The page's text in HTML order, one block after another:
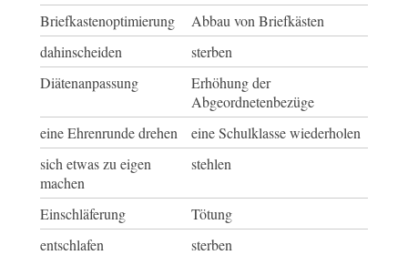
Briefkastenoptimierung
Abbau von Briefkästen
dahinscheiden
sterben
Diätenanpassung
Erhöhung der
Abgeordnetenbezüge
eine Ehrenrunde drehen
eine Schulklasse wiederholen
sich etwas zu eigen
machen
stehlen
Einschläferung
Tötung
entschlafen
sterben